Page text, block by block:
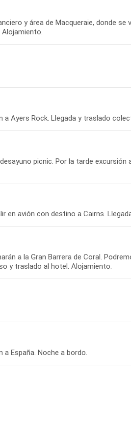
y área de Macqueraie, donde se
picnic. Por la tarde
a la Gran Barrera de Coral.